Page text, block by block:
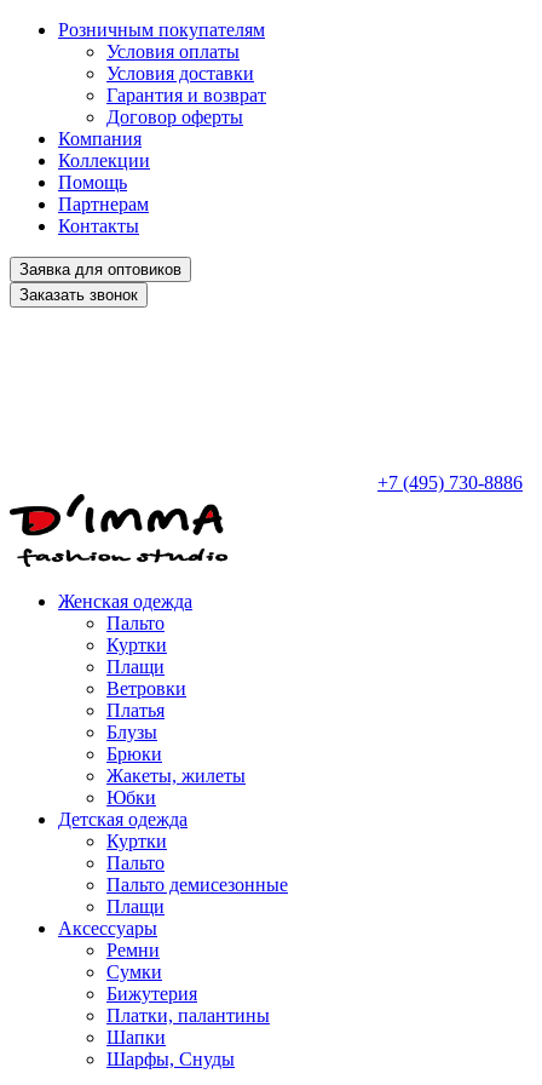
Розничным покупателям
Условия оплаты
Условия доставки
Гарантия и возврат
Договор оферты
Компания
Коллекции
Помощь
Партнерам
Контакты
Заявка для оптовиков
Заказать звонок
+7 (495) 730-8886
Женская одежда
Пальто
Куртки
Плащи
Ветровки
Платья
Блузы
Брюки
Жакеты, жилеты
Юбки
Детская одежда
Куртки
Пальто
Пальто демисезонные
Плащи
Аксессуары
Ремни
Сумки
Бижутерия
Платки, палантины
Шапки
Шарфы, Снуды